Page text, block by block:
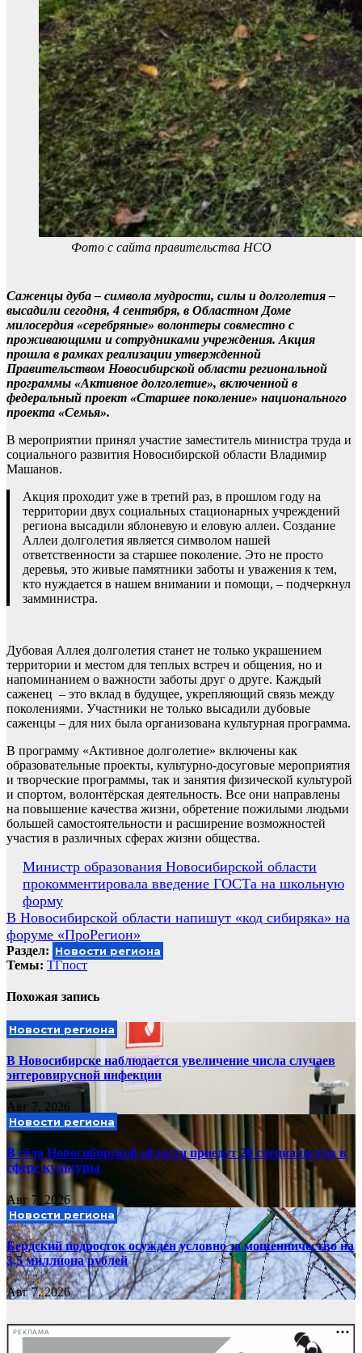
Фото с сайта правительства НСО
Саженцы дуба – символа мудрости, силы и долголетия –
высадили сегодня, 4 сентября, в Областном Доме
милосердия «серебряные» волонтеры совместно с
проживающими и сотрудниками учреждения. Акция
прошла в рамках реализации утвержденной
Правительством Новосибирской области региональной
программы «Активное долголетие», включенной в
федеральный проект «Старшее поколение» национального
проекта «Семья».
В мероприятии принял участие заместитель министра труда и
социального развития Новосибирской области Владимир
Машанов.
Акция проходит уже в третий раз, в прошлом году на
территории двух социальных стационарных учреждений
региона высадили яблоневую и еловую аллеи. Создание
Аллеи долголетия является символом нашей
ответственности за старшее поколение. Это не просто
деревья, это живые памятники заботы и уважения к тем,
кто нуждается в нашем внимании и помощи, – подчеркнул
замминистра.
Дубовая Аллея долголетия станет не только украшением
территории и местом для теплых встреч и общения, но и
напоминанием о важности заботы друг о друге. Каждый
саженец – это вклад в будущее, укрепляющий связь между
поколениями. Участники не только высадили дубовые
саженцы – для них была организована культурная программа.
В программу «Активное долголетие» включены как
образовательные проекты, культурно-досуговые мероприятия
и творческие программы, так и занятия физической культурой
и спортом, волонтёрская деятельность. Все они направлены
на повышение качества жизни, обретение пожилыми людьми
большей самостоятельности и расширение возможностей
участия в различных сферах жизни общества.
Навигация
по
записям
Министр образования Новосибирской области
прокомментировала введение ГОСТа на школьную
форму
В Новосибирской области напишут «код сибиряка» на
форуме «ПроРегион»
Раздел: Новости региона
Темы: ТГпост
Похожая запись
Новости региона
В Новосибирске наблюдается увеличение числа случаев
энтеровирусной инфекции
Авг 7, 2026
Новости региона
В сёла Новосибирской области приедут 20 специалистов в
сфере культуры
Авг 7, 2026
Новости региона
Бердский подросток осужден условно за мошенничество на
3,5 миллиона рублей
Авг 7, 2026
РЕКЛАМА